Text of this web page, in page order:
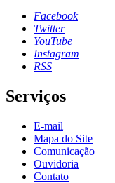
Facebook
Twitter
YouTube
Instagram
RSS
Serviços
E-mail
Mapa do Site
Comunicação
Ouvidoria
Contato